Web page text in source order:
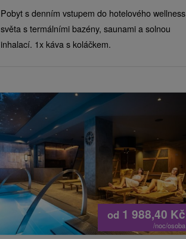
Pobyt s denním vstupem do hotelového wellness
světa s termálními bazény, saunami a solnou
inhalací. 1x káva s koláčkem.
od 1 988,40 Kč
/noc/osoba